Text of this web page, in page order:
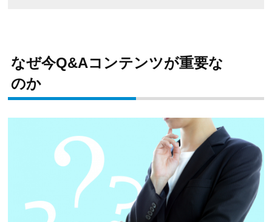
なぜ今Q&Aコンテンツが重要な
のか